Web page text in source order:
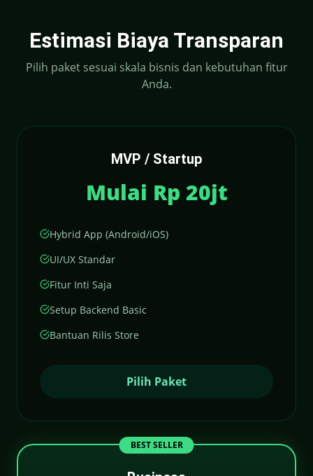
Estimasi Biaya Transparan
Pilih paket sesuai skala bisnis dan kebutuhan fitur
Anda.
MVP / Startup
Mulai Rp 20jt
Hybrid App (Android/iOS)
UI/UX Standar
Fitur Inti Saja
Setup Backend Basic
Bantuan Rilis Store
Pilih Paket
BEST SELLER